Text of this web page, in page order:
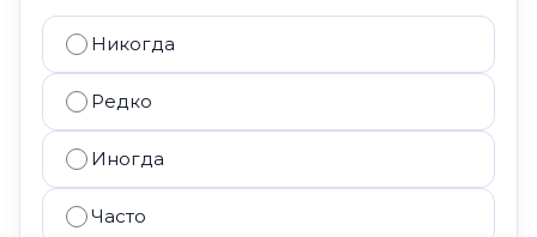
Никогда
Редко
Иногда
Часто